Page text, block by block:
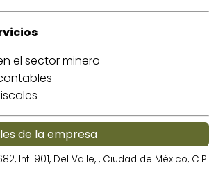
el sector minero
de la empresa
Int. 901, Del Valle, , Ciudad de México, C.P.